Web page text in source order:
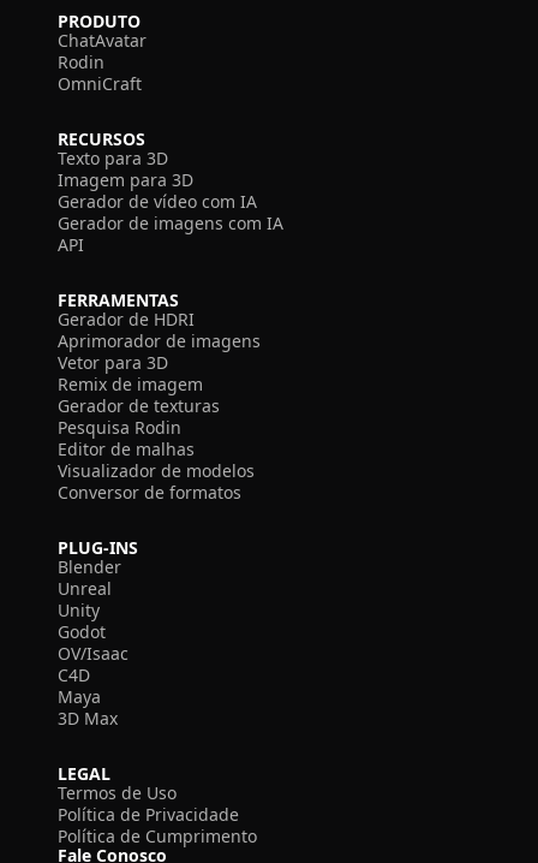
PRODUTO
ChatAvatar
Rodin
OmniCraft
RECURSOS
Texto para 3D
Imagem para 3D
Gerador de vídeo com IA
Gerador de imagens com IA
API
FERRAMENTAS
Gerador de HDRI
Aprimorador de imagens
Vetor para 3D
Remix de imagem
Gerador de texturas
Pesquisa Rodin
Editor de malhas
Visualizador de modelos
Conversor de formatos
PLUG-INS
Blender
Unreal
Unity
Godot
OV/Isaac
C4D
Maya
3D Max
LEGAL
Termos de Uso
Política de Privacidade
Política de Cumprimento
Fale Conosco